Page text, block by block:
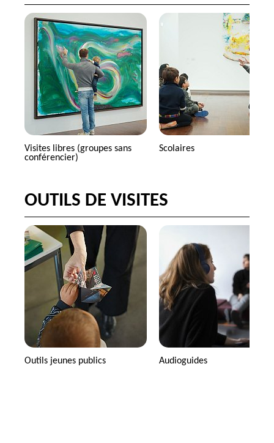
Visites libres (groupes sans
conférencier)
Scolaires
OUTILS DE VISITES
Outils jeunes publics Audioguides